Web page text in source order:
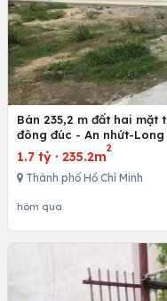
Bán 235,2 m đất hai mặt
đông đúc - An nhứt-
1.7 tỷ · 235.2m
2
Thành phố Hồ Chí Minh
hôm qua